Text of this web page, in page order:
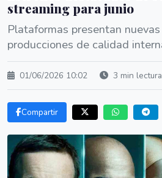
streaming para junio
Plataformas presentan
producciones de calidad
01/06/2026 10:02 3 min lectura
Compartir